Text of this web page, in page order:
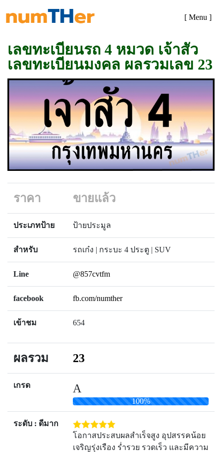
[ Menu ]
เลขทะเบียนรถ 4 หมวด เจ้าสัว
เลขทะเบียนมงคล ผลรวมเลข 23
ราคา ขายแล้ว
ประเภทป้าย ป้ายประมูล
สำหรับ รถเก๋ง | กระบะ 4 ประตู | SUV
Line @857cvtfm
facebook fb.com/numther
เข้าชม 654
ผลรวม 23
เกรด A
100%
ระดับ : ดีมาก
โอกาสประสบผลสำเร็จสูง อุปสรรคน้อย
เจริญรุ่งเรือง ร่ำรวย รวดเร็ว และมีความ